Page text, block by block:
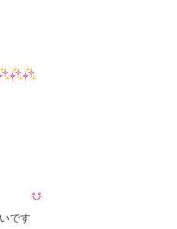
です